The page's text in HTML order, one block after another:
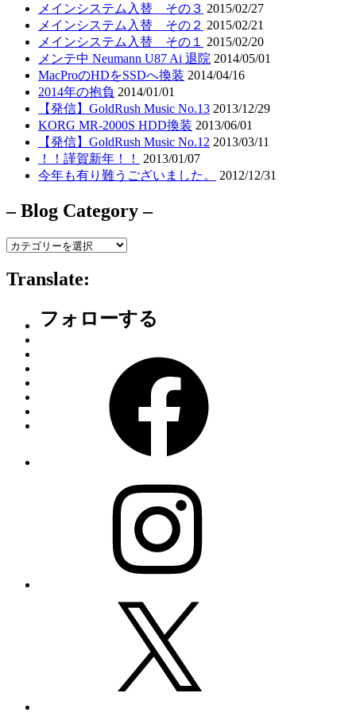
メインシステム入替 その３ 2015/02/27
メインシステム入替 その２ 2015/02/21
メインシステム入替 その１ 2015/02/20
メンテ中 Neumann U87 Ai 退院 2014/05/01
MacProのHDをSSDへ換装 2014/04/16
2014年の抱負 2014/01/01
【発信】GoldRush Music No.13 2013/12/29
KORG MR-2000S HDD換装 2013/06/01
【発信】GoldRush Music No.12 2013/03/11
！！謹賀新年！！
2013/01/07
今年も有り難うございました。
2012/12/31
– Blog Category –
–
Category
–
Translate:
フォローする